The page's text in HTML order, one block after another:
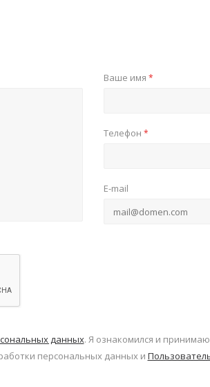
Ваше имя *
Телефон *
E-mail
данных. Я ознакомился и
персональных данных и